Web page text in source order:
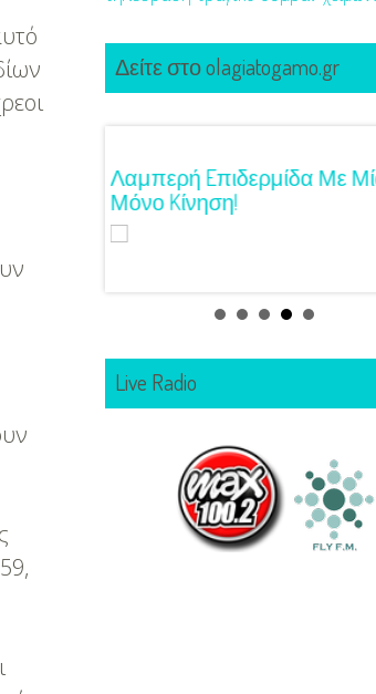
Δείτε στο olagiatogamo.gr
Λαμπερή Eπιδερμίδα Με
Μόνο Kίνηση!
Live Radio